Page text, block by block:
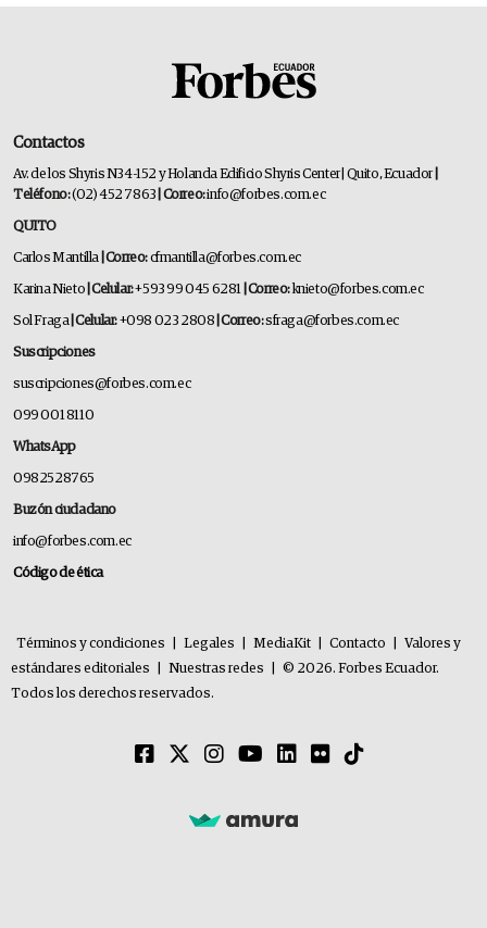
Contactos
Av. de los Shyris N34-152 y Holanda Edificio Shyris Center | Quito, Ecuador
Teléfono:(02) 452 7863 | Correo:info@forbes.com.ec
QUITO
Carlos Mantilla | Correo:cfmantilla@forbes.com.ec
Karina Nieto | Celular:+593 99 045 6281 | Correo:knieto@forbes.com.ec
Sol Fraga| Celular:+098 023 2808 | Correo:sfraga@forbes.com.ec
Suscripciones
suscripciones@forbes.com.ec
099 001 8110
WhatsApp
0982528765
Buzón ciudadano
info@forbes.com.ec
Código de ética
Términos y condiciones Legales MediaKit Contacto
Valores y
estándares editoriales
Nuestras redes
© 2026. Forbes Ecuador.
Todos los derechos reservados.